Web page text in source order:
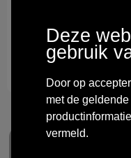
Deze
gebruik
Door op
met de
vermeld.